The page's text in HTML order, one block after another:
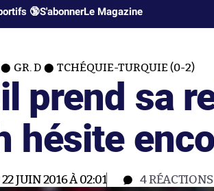
🔞S'abonnerLe Magazine
GR. D TCHÉQUIE-TURQUIE (0-2)
prend sa
hésite
JUIN 2016 À 02:01 4RÉACTIONS